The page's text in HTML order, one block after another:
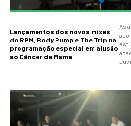
Lançamentos dos novos mixes
do RPM, Body Pump e The Trip na
programação especial em alusão
ao Câncer de Mama
As